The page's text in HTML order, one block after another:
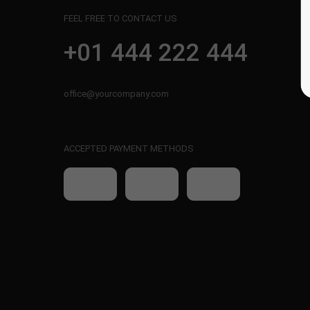
FEEL FREE TO CONTACT US
+01 444 222 444
office@yourcompany.com
ACCEPTED PAYMENT METHODS